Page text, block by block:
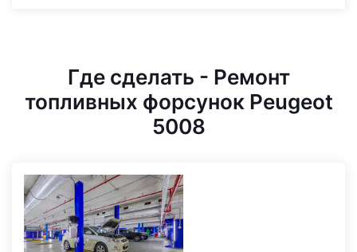
Где сделать - Ремонт
топливных форсунок Peugeot
5008